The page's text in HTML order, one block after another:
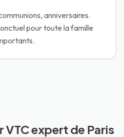
anniversaires.
pour toute la famille
expert de Paris